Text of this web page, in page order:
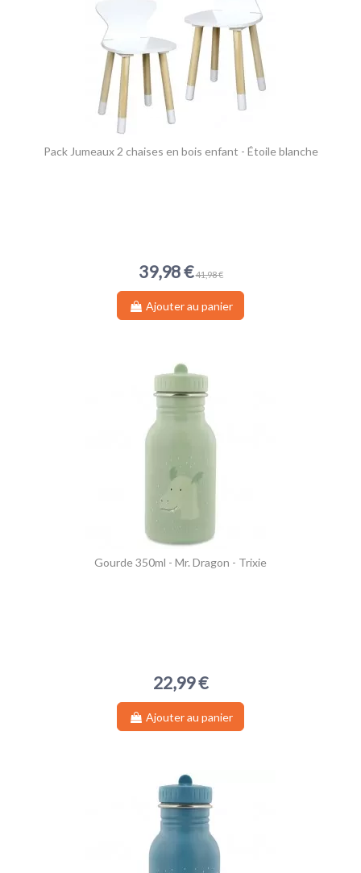
Pack Jumeaux 2 chaises en bois enfant - Étoile blanche
39,98 € 41,98 €
Ajouter au panier
Gourde 350ml - Mr. Dragon - Trixie
22,99 €
Ajouter au panier